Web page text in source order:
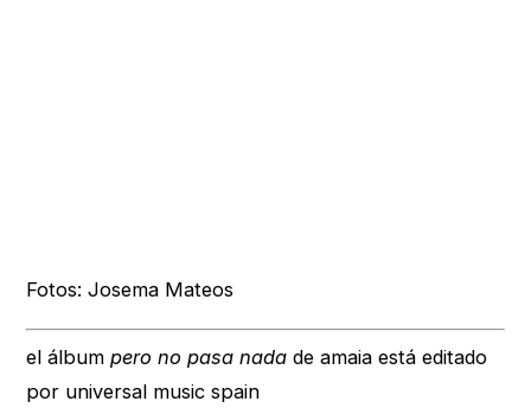
Fotos: Josema Mateos
el álbum pero no pasa nada de amaia está editado
por universal music spain